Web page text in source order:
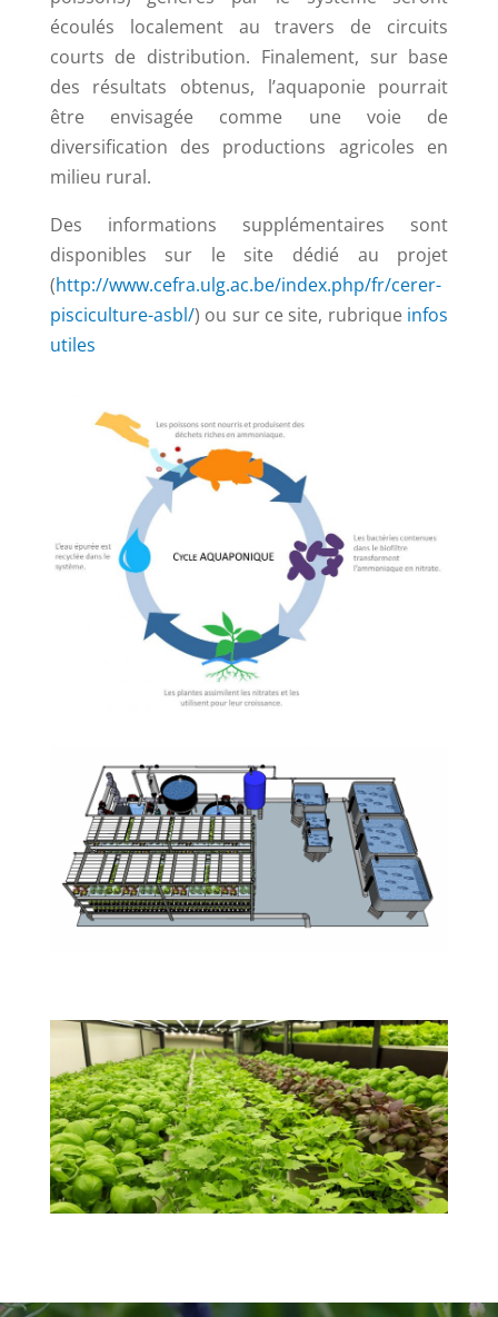
écoulés localement au travers de circuits
courts de distribution. Finalement, sur base
des résultats obtenus, l’aquaponie pourrait
être envisagée comme une voie de
diversification des productions agricoles en
milieu rural.
Des informations supplémentaires sont
disponibles sur le site dédié au projet
(http://www.cefra.ulg.ac.be/index.php/fr/cerer-
pisciculture-asbl/) ou sur ce site, rubriqueinfos
utiles